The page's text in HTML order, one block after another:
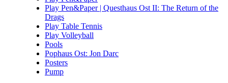
Play Pen&Paper | Questhaus Ost II: The Return of the
Drags
Play Table Tennis
Play Volleyball
Pools
Pophaus Ost: Jon Darc
Posters
Pump